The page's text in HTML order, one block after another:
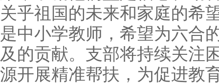
关乎祖国的未来和家庭的希
是中小学教师，希望为六合
及的贡献。支部将持续关注
源开展精准帮扶，为促进教